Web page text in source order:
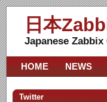
日本
Japanese
HOME NEWS
Twitter